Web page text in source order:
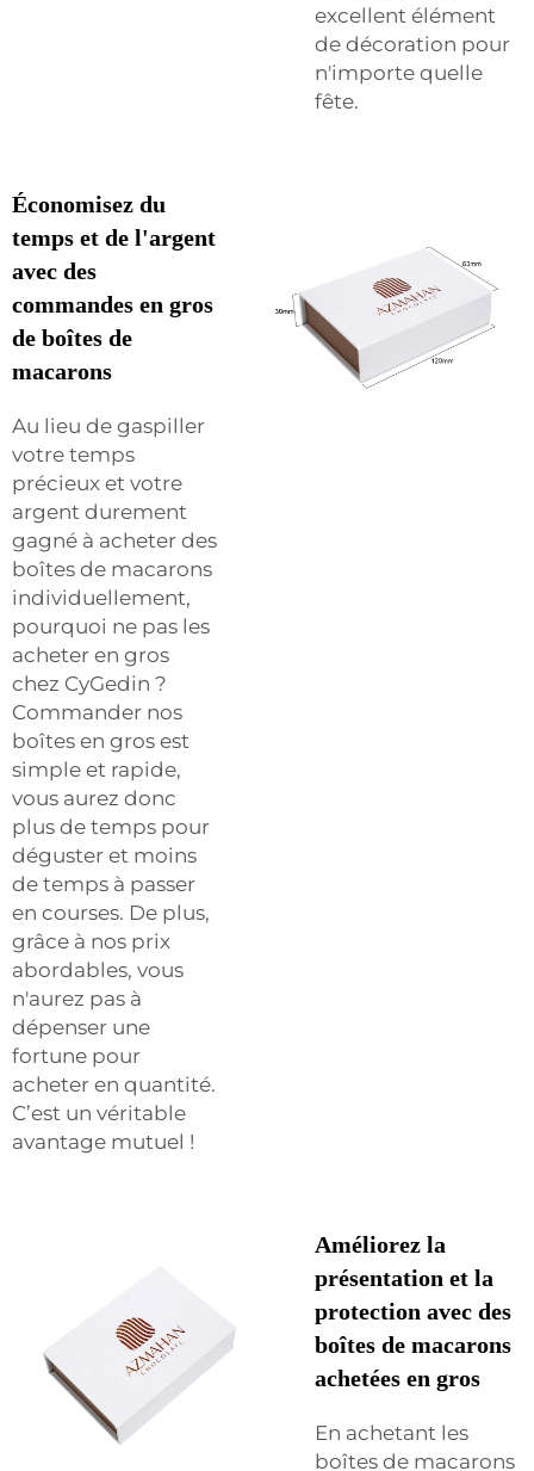
excellent élément
de décoration pour
n'importe quelle
fête.
Économisez du
temps et de l'argent
avec des
commandes en gros
de boîtes de
macarons
Au lieu de gaspiller
votre temps
précieux et votre
argent durement
gagné à acheter des
boîtes de macarons
individuellement,
pourquoi ne pas les
acheter en gros
chez CyGedin ?
Commander nos
boîtes en gros est
simple et rapide,
vous aurez donc
plus de temps pour
déguster et moins
de temps à passer
en courses. De plus,
grâce à nos prix
abordables, vous
n'aurez pas à
dépenser une
fortune pour
acheter en quantité.
C’est un véritable
avantage mutuel !
Améliorez la
présentation et la
protection avec des
boîtes de macarons
achetées en gros
En achetant les
boîtes de macarons